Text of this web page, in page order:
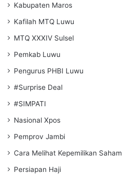
Kabupaten Maros
Kafilah MTQ Luwu
MTQ XXXIV Sulsel
Pemkab Luwu
Pengurus PHBI Luwu
#Surprise Deal
#SIMPATI
Nasional Xpos
Pemprov Jambi
Cara Melihat Kepemilikan Saham
Persiapan Haji